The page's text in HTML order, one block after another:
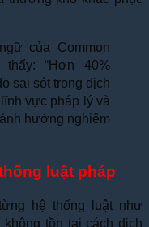
của Common
thấy: “Hơn 40%
sai sót trong dịch
vực pháp lý và
hưởng nghiêm
luật pháp
hệ thống luật như
tồn tại cách dịch